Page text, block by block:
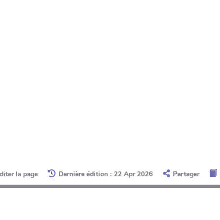
la page Dernière édition : 22 Apr 2026 Partager